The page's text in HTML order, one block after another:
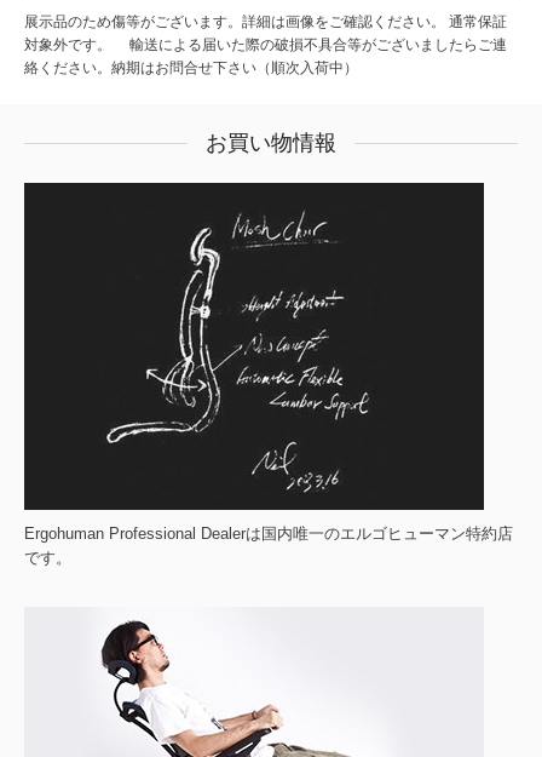
展示品のため傷等がございます。詳細は画像をご確認ください。 通常保証
対象外です。 輸送による届いた際の破損不具合等がございましたらご連
絡ください。納期はお問合せ下さい（順次入荷中）
お買い物情報
Ergohuman Professional Dealerは国内唯一のエルゴヒューマン特約店
です。